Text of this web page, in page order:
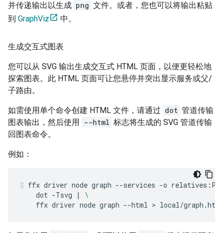
并传递输出以生成 png 文件。或者，您也可以将输出粘贴
到 GraphViz 中。
生成交互式图表
您可以从 SVG 输出生成交互式 HTML 页面，以便更轻松地
探索图表。此 HTML 页面可让您悬停并突出显示服务或父/
子路由。
如需使用单个命令创建 HTML 文件，请通过 dot 管道传输
图表输出，然后使用 --html 标志将生成的 SVG 管道传输
回图表命令。
例如：
ffx driver node graph --services -o
dot -Tsvg |
\
ffx driver node graph --html > local/